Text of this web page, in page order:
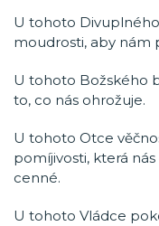
U tohoto
moudrosti, aby nám
U tohoto Božského
to, co nás ohrožuje.
U tohoto Otce
pomíjivosti, která
cenné.
U tohoto Vládce